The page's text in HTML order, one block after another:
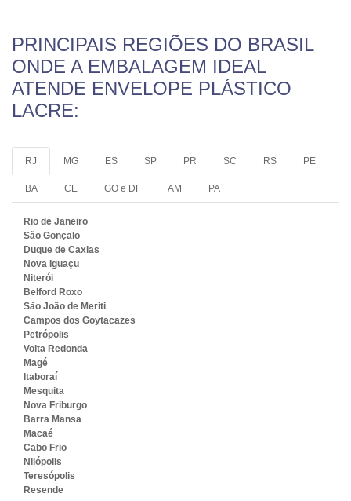
PRINCIPAIS REGIÕES DO BRASIL
ONDE A EMBALAGEM IDEAL
ATENDE ENVELOPE PLÁSTICO
LACRE:
RJ MG ES SP PR SC RS PE
BA CE GO e DF AM PA
Rio de Janeiro
São Gonçalo
Duque de Caxias
Nova Iguaçu
Niterói
Belford Roxo
São João de Meriti
Campos dos Goytacazes
Petrópolis
Volta Redonda
Magé
Itaboraí
Mesquita
Nova Friburgo
Barra Mansa
Macaé
Cabo Frio
Nilópolis
Teresópolis
Resende